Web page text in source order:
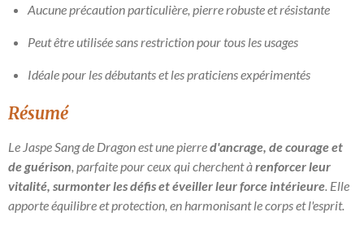
Aucune précaution particulière, pierre robuste et résistante
Peut être utilisée sans restriction pour tous les usages
Idéale pour les débutants et les praticiens expérimentés
Résumé
Le Jaspe Sang de Dragon est une pierred'ancrage, de courage et
de guérison, parfaite pour ceux qui cherchent àrenforcer leur
vitalité, surmonter les défis et éveiller leur force intérieure. Elle
apporte équilibre et protection, en harmonisant le corps et l'esprit.